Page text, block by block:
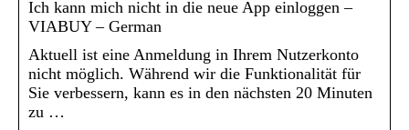
Ich kann mich nicht in die neue App einloggen –
VIABUY – German
Aktuell ist eine Anmeldung in Ihrem Nutzerkonto
nicht möglich. Während wir die Funktionalität für
Sie verbessern, kann es in den nächsten 20 Minuten
zu …